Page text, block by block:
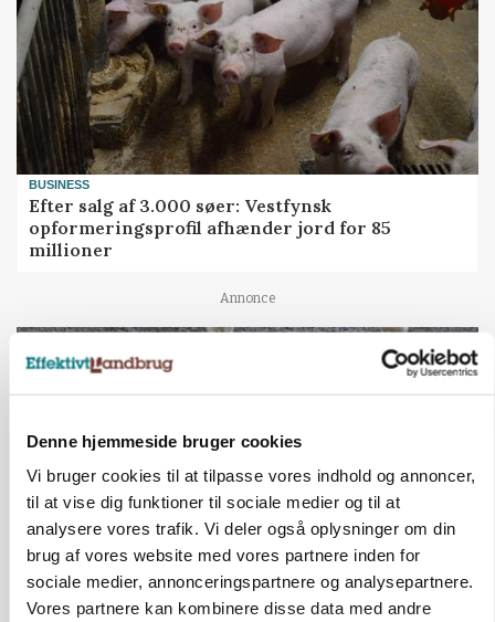
Denne hjemmeside bruger cookies
Vi bruger cookies til at tilpasse vores indhold og annoncer,
til at vise dig funktioner til sociale medier og til at
analysere vores trafik. Vi deler også oplysninger om din
brug af vores website med vores partnere inden for
sociale medier, annonceringspartnere og analysepartnere.
Vores partnere kan kombinere disse data med andre
BUSINESS
Efter salg af 3.000 søer: Vestfynsk
opformeringsprofil afhænder jord for 85
millioner
Annonce
Klimaberegning er ikke nok: Økologisk fjerkræ